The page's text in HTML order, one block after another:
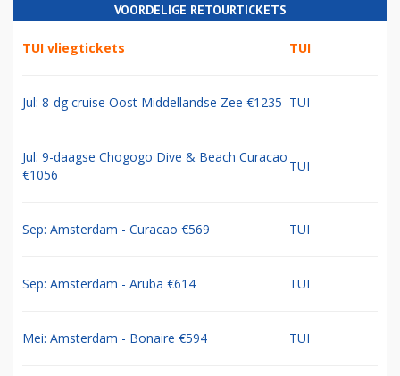
VOORDELIGE RETOURTICKETS
TUI vliegtickets TUI
Jul: 8-dg cruise Oost Middellandse Zee €1235 TUI
Jul: 9-daagse Chogogo Dive & Beach Curacao
€1056
TUI
Sep: Amsterdam - Curacao €569 TUI
Sep: Amsterdam - Aruba €614 TUI
Mei: Amsterdam - Bonaire €594 TUI